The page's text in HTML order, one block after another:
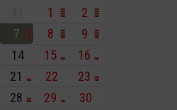
1
2
7 8
9
14 15
16
21 22
23
28 29
30